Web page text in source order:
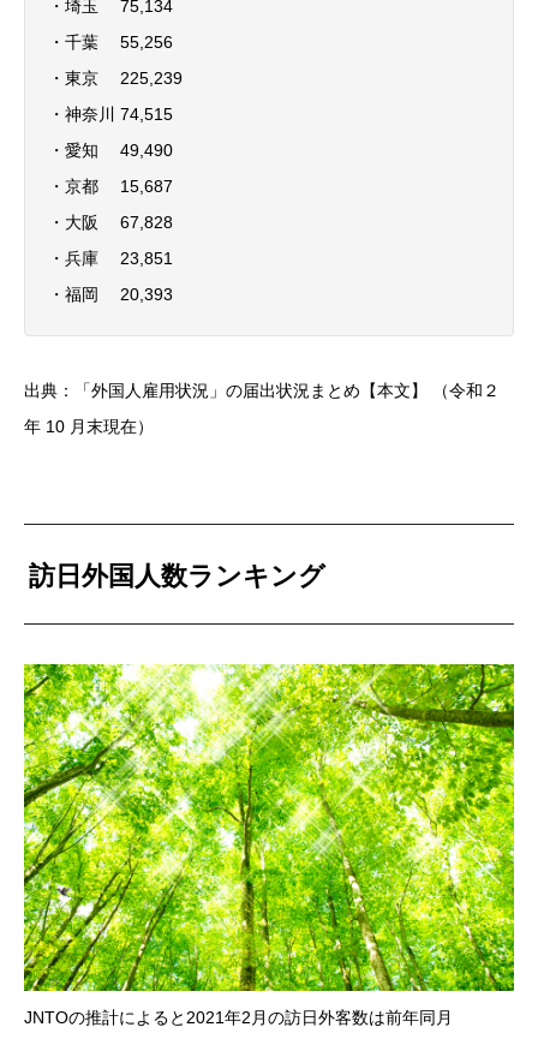
・埼玉 75,134
・千葉 55,256
・東京 225,239
・神奈川 74,515
・愛知 49,490
・京都 15,687
・大阪 67,828
・兵庫 23,851
・福岡 20,393
出典：「外国人雇用状況」の届出状況まとめ【本文】 （令和２
年 10 月末現在）
訪日外国人数ランキング
JNTOの推計によると2021年2月の訪日外客数は前年同月